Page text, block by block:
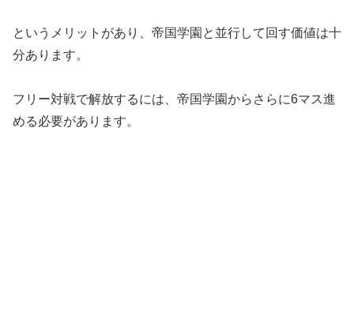
というメリットがあり、帝国学園と並行して回す価値は十
分あります。
フリー対戦で解放するには、帝国学園からさらに6マス進
める必要があります。